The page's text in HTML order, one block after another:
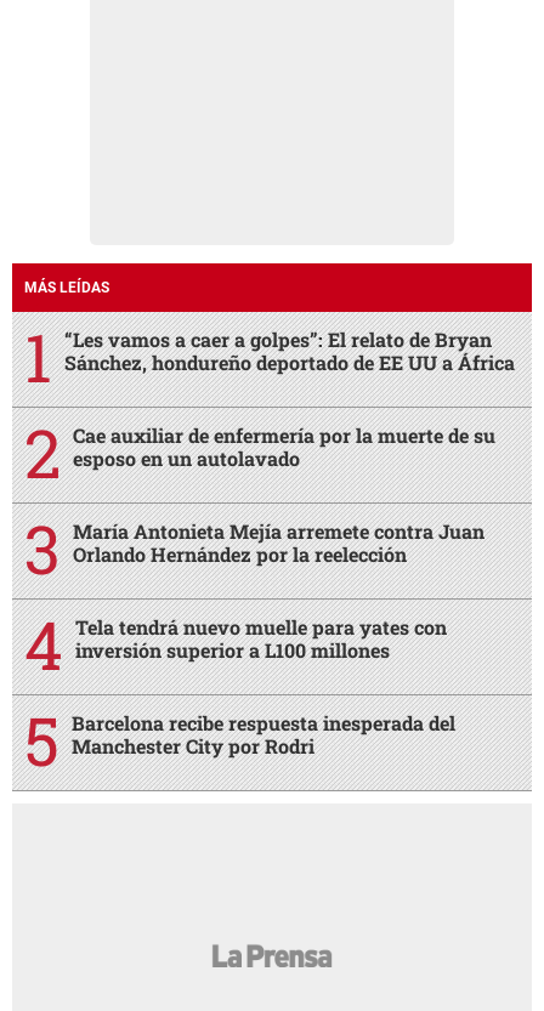
MÁS LEÍDAS
“Les vamos a caer a golpes”: El relato de Bryan
Sánchez, hondureño deportado de EE UU a África
Cae auxiliar de enfermería por la muerte de su
esposo en un autolavado
María Antonieta Mejía arremete contra Juan
Orlando Hernández por la reelección
Tela tendrá nuevo muelle para yates con
inversión superior a L100 millones
Barcelona recibe respuesta inesperada del
Manchester City por Rodri